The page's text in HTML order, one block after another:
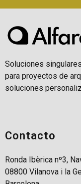
Soluciones
para proyectos de
soluciones
Contacto
Ronda Ibèrica nº3,
08800 Vilanova i la